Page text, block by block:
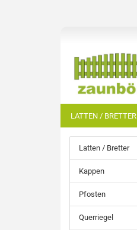
LATTEN / BRETTER
Latten / Bretter
Kappen
Pfosten
Querriegel